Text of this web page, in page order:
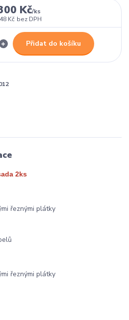
Kč/ks
Kč bez DPH
Přidat do košíku
2ks
řeznými plátky
řeznými plátky